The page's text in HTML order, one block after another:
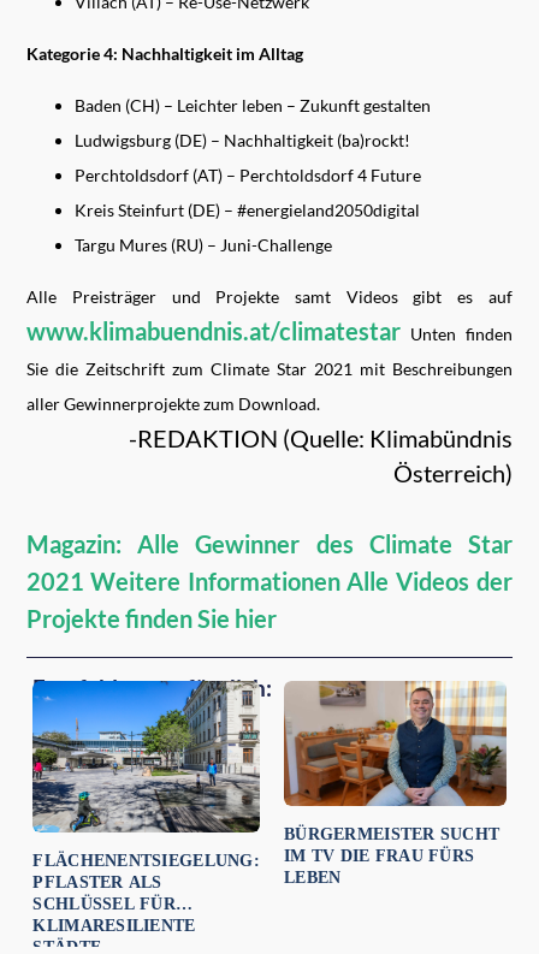
Kategorie 4: Nachhaltigkeit im Alltag
Baden (CH) – Leichter leben – Zukunft gestalten
Ludwigsburg (DE) – Nachhaltigkeit (ba)rockt!
Perchtoldsdorf (AT) – Perchtoldsdorf 4 Future
Kreis Steinfurt (DE) – #energieland2050digital
Targu Mures (RU) – Juni-Challenge
Alle Preisträger und Projekte samt Videos gibt es auf
www.klimabuendnis.at/climatestar Unten finden
Sie die Zeitschrift zum Climate Star 2021 mit Beschreibungen
aller Gewinnerprojekte zum Download.
-REDAKTION (Quelle: Klimabündnis
Österreich)
Magazin: Alle Gewinner des Climate Star
2021 Weitere Informationen Alle Videos der
Projekte finden Sie hier
Empfehlungen für dich:
FLÄCHENENTSIEGELUNG:
PFLASTER ALS
SCHLÜSSEL FÜR
KLIMARESILIENTE
STÄDTE
BÜRGERMEISTER SUCHT
IM TV DIE FRAU FÜRS
LEBEN